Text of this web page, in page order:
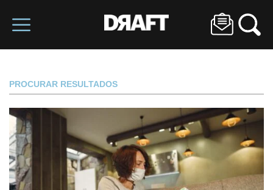
PROCURAR RESULTADOS